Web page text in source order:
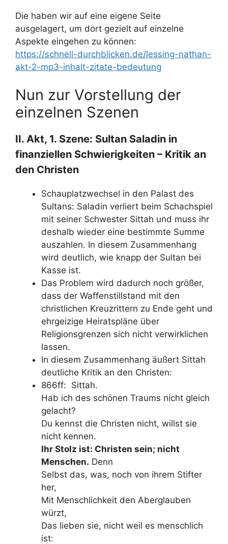
Die haben wir auf eine eigene Seite
ausgelagert, um dort gezielt auf einzelne
Aspekte eingehen zu können:
https://schnell-durchblicken.de/lessing-nathan-
akt-2-mp3-inhalt-zitate-bedeutung
Nun zur Vorstellung der
einzelnen Szenen
II. Akt, 1. Szene: Sultan Saladin in
finanziellen Schwierigkeiten – Kritik an
den Christen
Schauplatzwechsel in den Palast des
Sultans: Saladin verliert beim Schachspiel
mit seiner Schwester Sittah und muss ihr
deshalb wieder eine bestimmte Summe
auszahlen. In diesem Zusammenhang
wird deutlich, wie knapp der Sultan bei
Kasse ist.
Das Problem wird dadurch noch größer,
dass der Waffenstillstand mit den
christlichen Kreuzrittern zu Ende geht und
ehrgeizige Heiratspläne über
Religionsgrenzen sich nicht verwirklichen
lassen.
In diesem Zusammenhang äußert Sittah
deutliche Kritik an den Christen:
866ff: Sittah.
Hab ich des schönen Traums nicht gleich
gelacht?
Du kennst die Christen nicht, willst sie
nicht kennen.
Ihr Stolz ist: Christen sein; nicht
Menschen. Denn
Selbst das, was, noch von ihrem Stifter
her,
Mit Menschlichkeit den Aberglauben
würzt,
Das lieben sie, nicht weil es menschlich
ist: